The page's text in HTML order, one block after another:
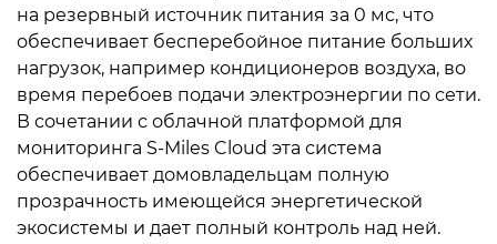
на резервный источник питания за 0 мс, что
обеспечивает бесперебойное питание больших
нагрузок, например кондиционеров воздуха, во
время перебоев подачи электроэнергии по сети.
В сочетании с облачной платформой для
мониторинга S-Miles Cloud эта система
обеспечивает домовладельцам полную
прозрачность имеющейся энергетической
экосистемы и дает полный контроль над ней.